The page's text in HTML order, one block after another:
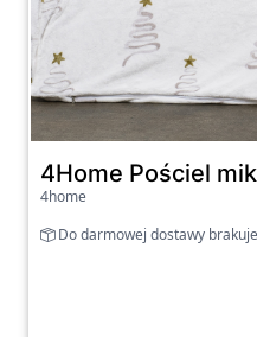
4Home Pościel
4home
Do darmowej dostawy brakuje